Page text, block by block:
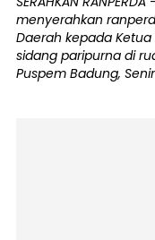
menyerahkan
Daerah kepada Ketua
sidang paripurna di
Puspem Badung,